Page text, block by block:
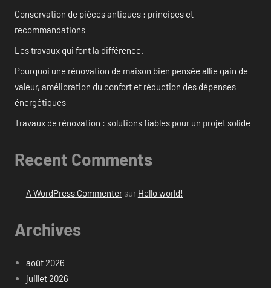
Conservation de pièces antiques : principes et
recommandations
Les travaux qui font la différence.
Pourquoi une rénovation de maison bien pensée allie gain de
valeur, amélioration du confort et réduction des dépenses
énergétiques
Travaux de rénovation : solutions fiables pour un projet solide
Recent Comments
A WordPress Commentersur Hello world!
Archives
août 2026
juillet 2026